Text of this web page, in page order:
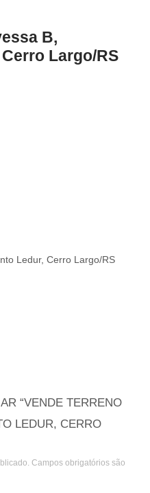
B,
Largo/RS
Ledur, Cerro Largo/RS
“VENDE TERRENO
LEDUR, CERRO
Campos obrigatórios são